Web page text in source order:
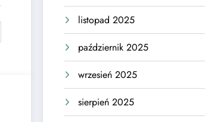
listopad 2025
październik 2025
wrzesień 2025
sierpień 2025